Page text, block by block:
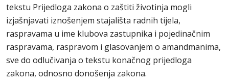
tekstu Prijedloga zakona o zaštiti životinja mogli
izjašnjavati iznošenjem stajališta radnih tijela,
raspravama u ime klubova zastupnika i pojedinačnim
raspravama, raspravom i glasovanjem o amandmanima,
sve do odlučivanja o tekstu konačnog prijedloga
zakona, odnosno donošenja zakona.